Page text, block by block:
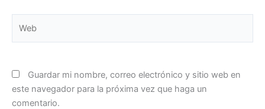
Guardar mi nombre, correo electrónico y sitio web en
este navegador para la próxima vez que haga un
comentario.